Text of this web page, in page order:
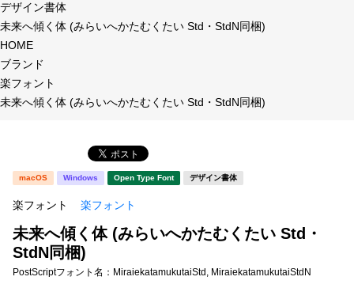
おすすめ
年間ライセンス商品
新着一覧
カート 0
商品名
フォント形式
タイプフェイス
明朝体
角ゴシック
宋朝体
教科書体
デザイン書体
未来へ傾く体 (みらいへかたむくたい Std・StdN同梱)
HOME
ブランド
楽フォント
未来へ傾く体 (みらいへかたむくたい Std・StdN同梱)
macOS Windows Open Type Font デザイン書体
楽フォント 楽フォント
未来へ傾く体 (みらいへかたむくたい Std・
StdN同梱)
PostScriptフォント名： MiraiekatamukutaiStd, MiraiekatamukutaiStdN